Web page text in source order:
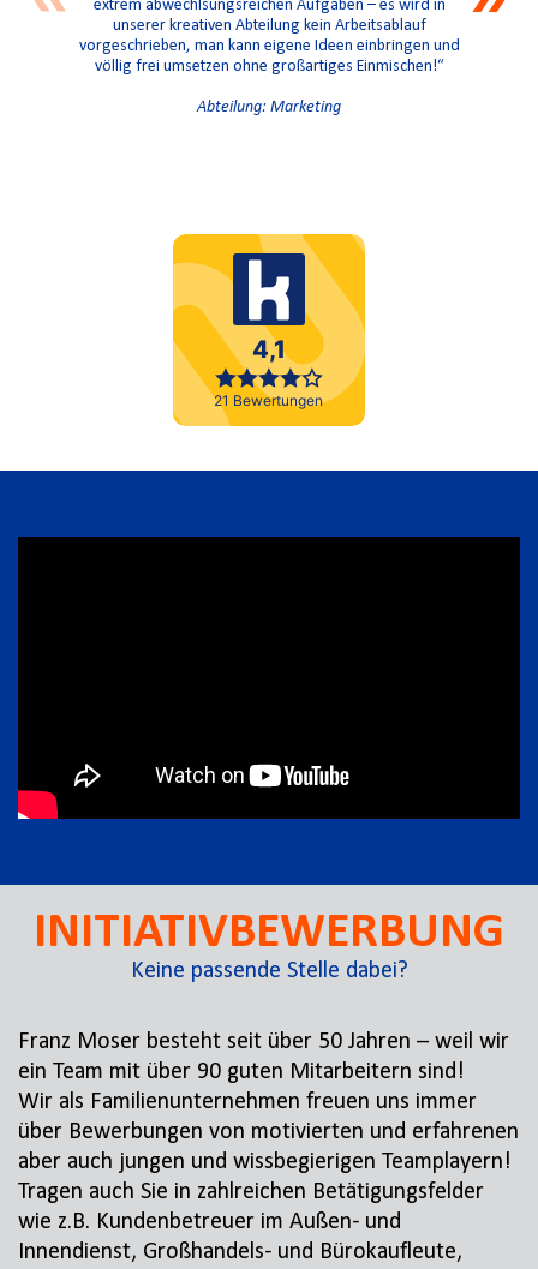
extrem abwechlsungsreichen Aufgaben – es wird in
unserer kreativen Abteilung kein Arbeitsablauf
vorgeschrieben, man kann eigene Ideen einbringen und
völlig frei umsetzen ohne großartiges Einmischen!“
Abteilung: Marketing
–
INITIATIVBEWERBUNG
Keine passende Stelle dabei?
Franz Moser besteht seit über 50 Jahren – weil wir
ein Team mit über 90 guten Mitarbeitern sind!
Wir als Familienunternehmen freuen uns immer
über Bewerbungen von motivierten und erfahrenen
aber auch jungen und wissbegierigen Teamplayern!
Tragen auch Sie in zahlreichen Betätigungsfelder
wie z.B. Kundenbetreuer im Außen- und
Innendienst, Großhandels- und Bürokaufleute,